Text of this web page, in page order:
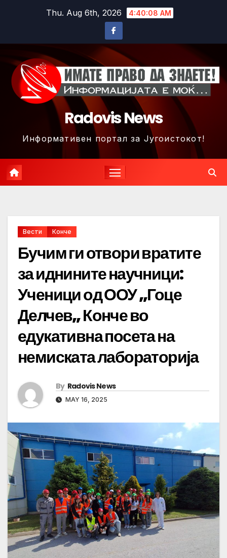
Thu. Aug 6th, 2026 4:40:11 AM
Radovis News
Информативен портал за Југоистокот!
Вести Конче
Бучим ги отвори вратите
за иднините научници:
Ученици од ООУ „Гоце
Делчев„ Конче во
едукативна посета на
немиската лабораторија
By Radovis News
MAY 16, 2025